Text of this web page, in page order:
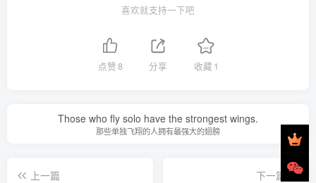
喜欢就支持一下吧
点赞8 分享 收藏 1
Those who fly solo have the strongest wings.
那些单独飞翔的人拥有最强大的翅膀
上一篇
下一篇